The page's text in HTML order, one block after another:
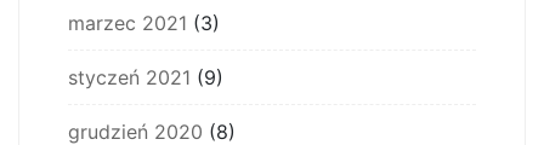
marzec 2021 (3)
styczeń 2021 (9)
grudzień 2020 (8)